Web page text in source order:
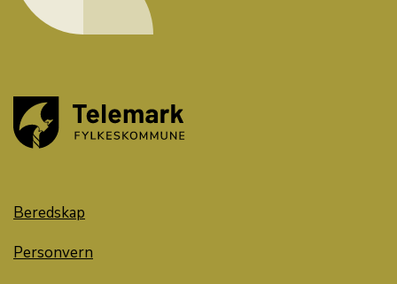
Beredskap
Personvern